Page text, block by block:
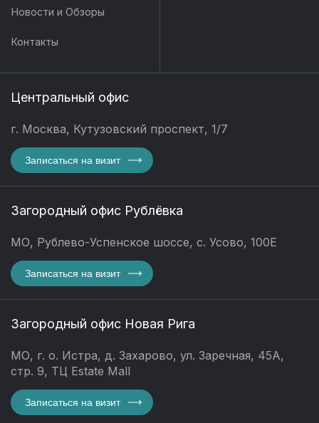
Новости и Обзоры
Контакты
Центральный офис
г. Москва, Кутузовский проспект, 1/7
Записаться на визит
Загородный офис Рублёвка
МО, Рублево-Успенское шоссе, с. Усово, 100Е
Записаться на визит
Загородный офис Новая Рига
МО, г. о. Истра, д. Захарово, ул. Заречная, 45А,
стр. 9, ТЦ Estate Mall
Записаться на визит